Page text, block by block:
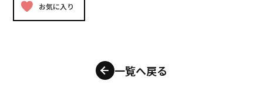
お気に入り
一覧へ戻る